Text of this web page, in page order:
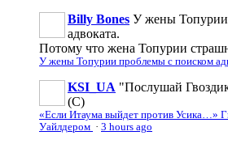
Billy Bones У жены
адвоката.
Потому что жена Топурии
У жены Топурии проблемы с поиском
KSI_UA "Послушай
(С)
«Если Итаума выйдет против Усика…»
Уайлдером · 3 hours ago